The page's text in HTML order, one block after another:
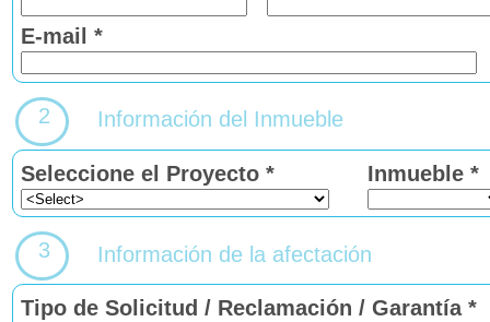
E-mail *
2 Información del Inmueble
Seleccione el Proyecto * Inmueble *
3 Información de la afectación
Tipo de Solicitud / Reclamación / Garantía *